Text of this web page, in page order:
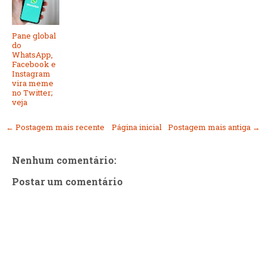
Pane global
do
WhatsApp,
Facebook e
Instagram
vira meme
no Twitter;
veja
← Postagem mais recente Postagem mais antiga →
Página inicial
Nenhum comentário:
Postar um comentário